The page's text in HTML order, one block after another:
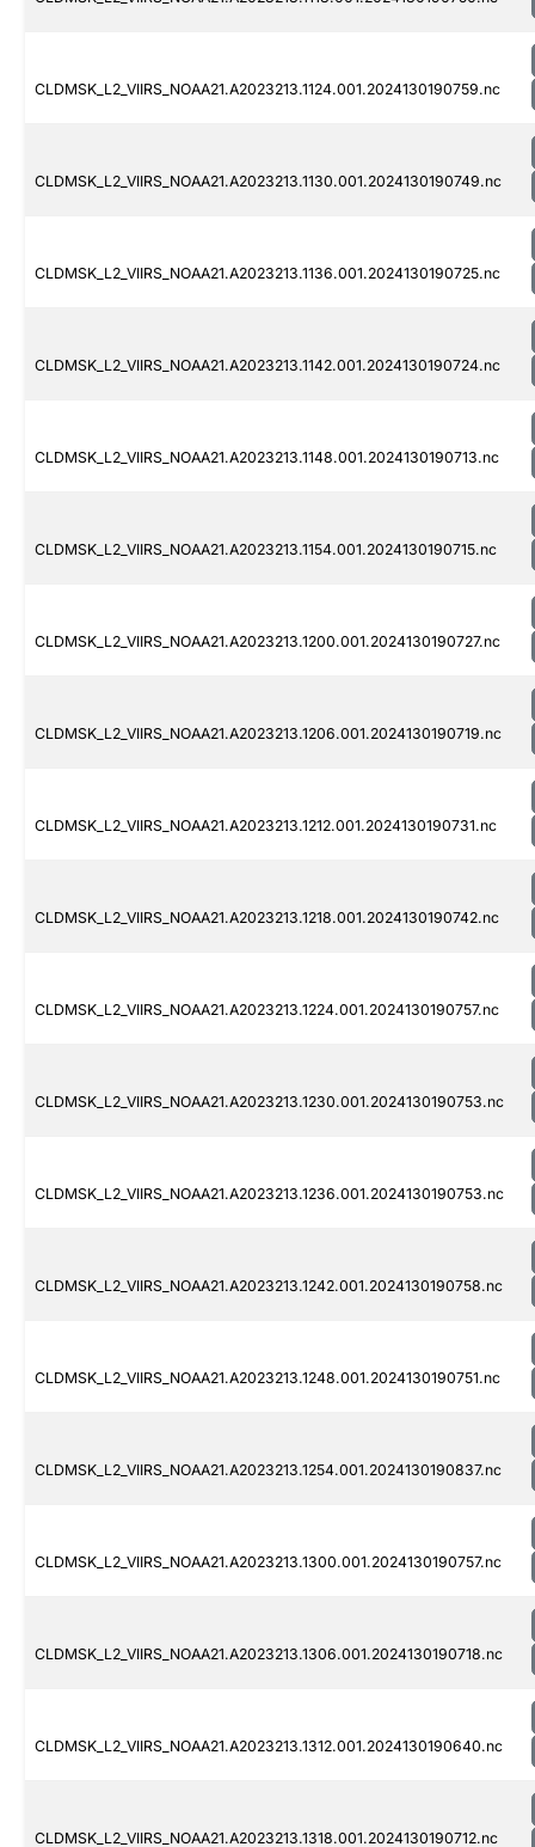
CLDMSK_L2_VIIRS_NOAA21.A2023213.1124.001.2024130190759.nc
CLDMSK_L2_VIIRS_NOAA21.A2023213.1130.001.2024130190749.nc
CLDMSK_L2_VIIRS_NOAA21.A2023213.1136.001.2024130190725.nc
CLDMSK_L2_VIIRS_NOAA21.A2023213.1142.001.2024130190724.nc
CLDMSK_L2_VIIRS_NOAA21.A2023213.1148.001.2024130190713.nc
CLDMSK_L2_VIIRS_NOAA21.A2023213.1154.001.2024130190715.nc
CLDMSK_L2_VIIRS_NOAA21.A2023213.1200.001.2024130190727.nc
CLDMSK_L2_VIIRS_NOAA21.A2023213.1206.001.2024130190719.nc
CLDMSK_L2_VIIRS_NOAA21.A2023213.1212.001.2024130190731.nc
CLDMSK_L2_VIIRS_NOAA21.A2023213.1218.001.2024130190742.nc
CLDMSK_L2_VIIRS_NOAA21.A2023213.1224.001.2024130190757.nc
CLDMSK_L2_VIIRS_NOAA21.A2023213.1230.001.2024130190753.nc
CLDMSK_L2_VIIRS_NOAA21.A2023213.1236.001.2024130190753.nc
CLDMSK_L2_VIIRS_NOAA21.A2023213.1242.001.2024130190758.nc
CLDMSK_L2_VIIRS_NOAA21.A2023213.1248.001.2024130190751.nc
CLDMSK_L2_VIIRS_NOAA21.A2023213.1254.001.2024130190837.nc
CLDMSK_L2_VIIRS_NOAA21.A2023213.1300.001.2024130190757.nc
CLDMSK_L2_VIIRS_NOAA21.A2023213.1306.001.2024130190718.nc
CLDMSK_L2_VIIRS_NOAA21.A2023213.1312.001.2024130190640.nc
CLDMSK_L2_VIIRS_NOAA21.A2023213.1318.001.2024130190712.nc